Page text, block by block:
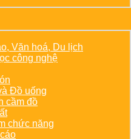
Văn hoá, Du lịch
công nghệ
Đồ uống
cầm đồ
chức năng